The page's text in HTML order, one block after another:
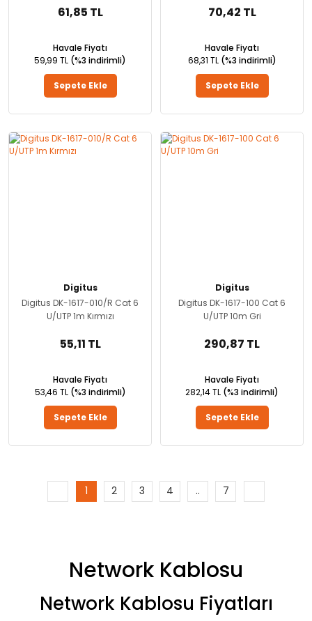
61,85 TL
Havale Fiyatı
59,99 TL (%3 indirimli)
Sepete Ekle
70,42 TL
Havale Fiyatı
68,31 TL (%3 indirimli)
Sepete Ekle
Digitus
Digitus DK-1617-010/R Cat 6
U/UTP 1m Kırmızı
55,11 TL
Havale Fiyatı
53,46 TL (%3 indirimli)
Sepete Ekle
Digitus
Digitus DK-1617-100 Cat 6
U/UTP 10m Gri
290,87 TL
Havale Fiyatı
282,14 TL (%3 indirimli)
Sepete Ekle
1 2 3 4 .. 7
Network Kablosu
Network Kablosu Fiyatları